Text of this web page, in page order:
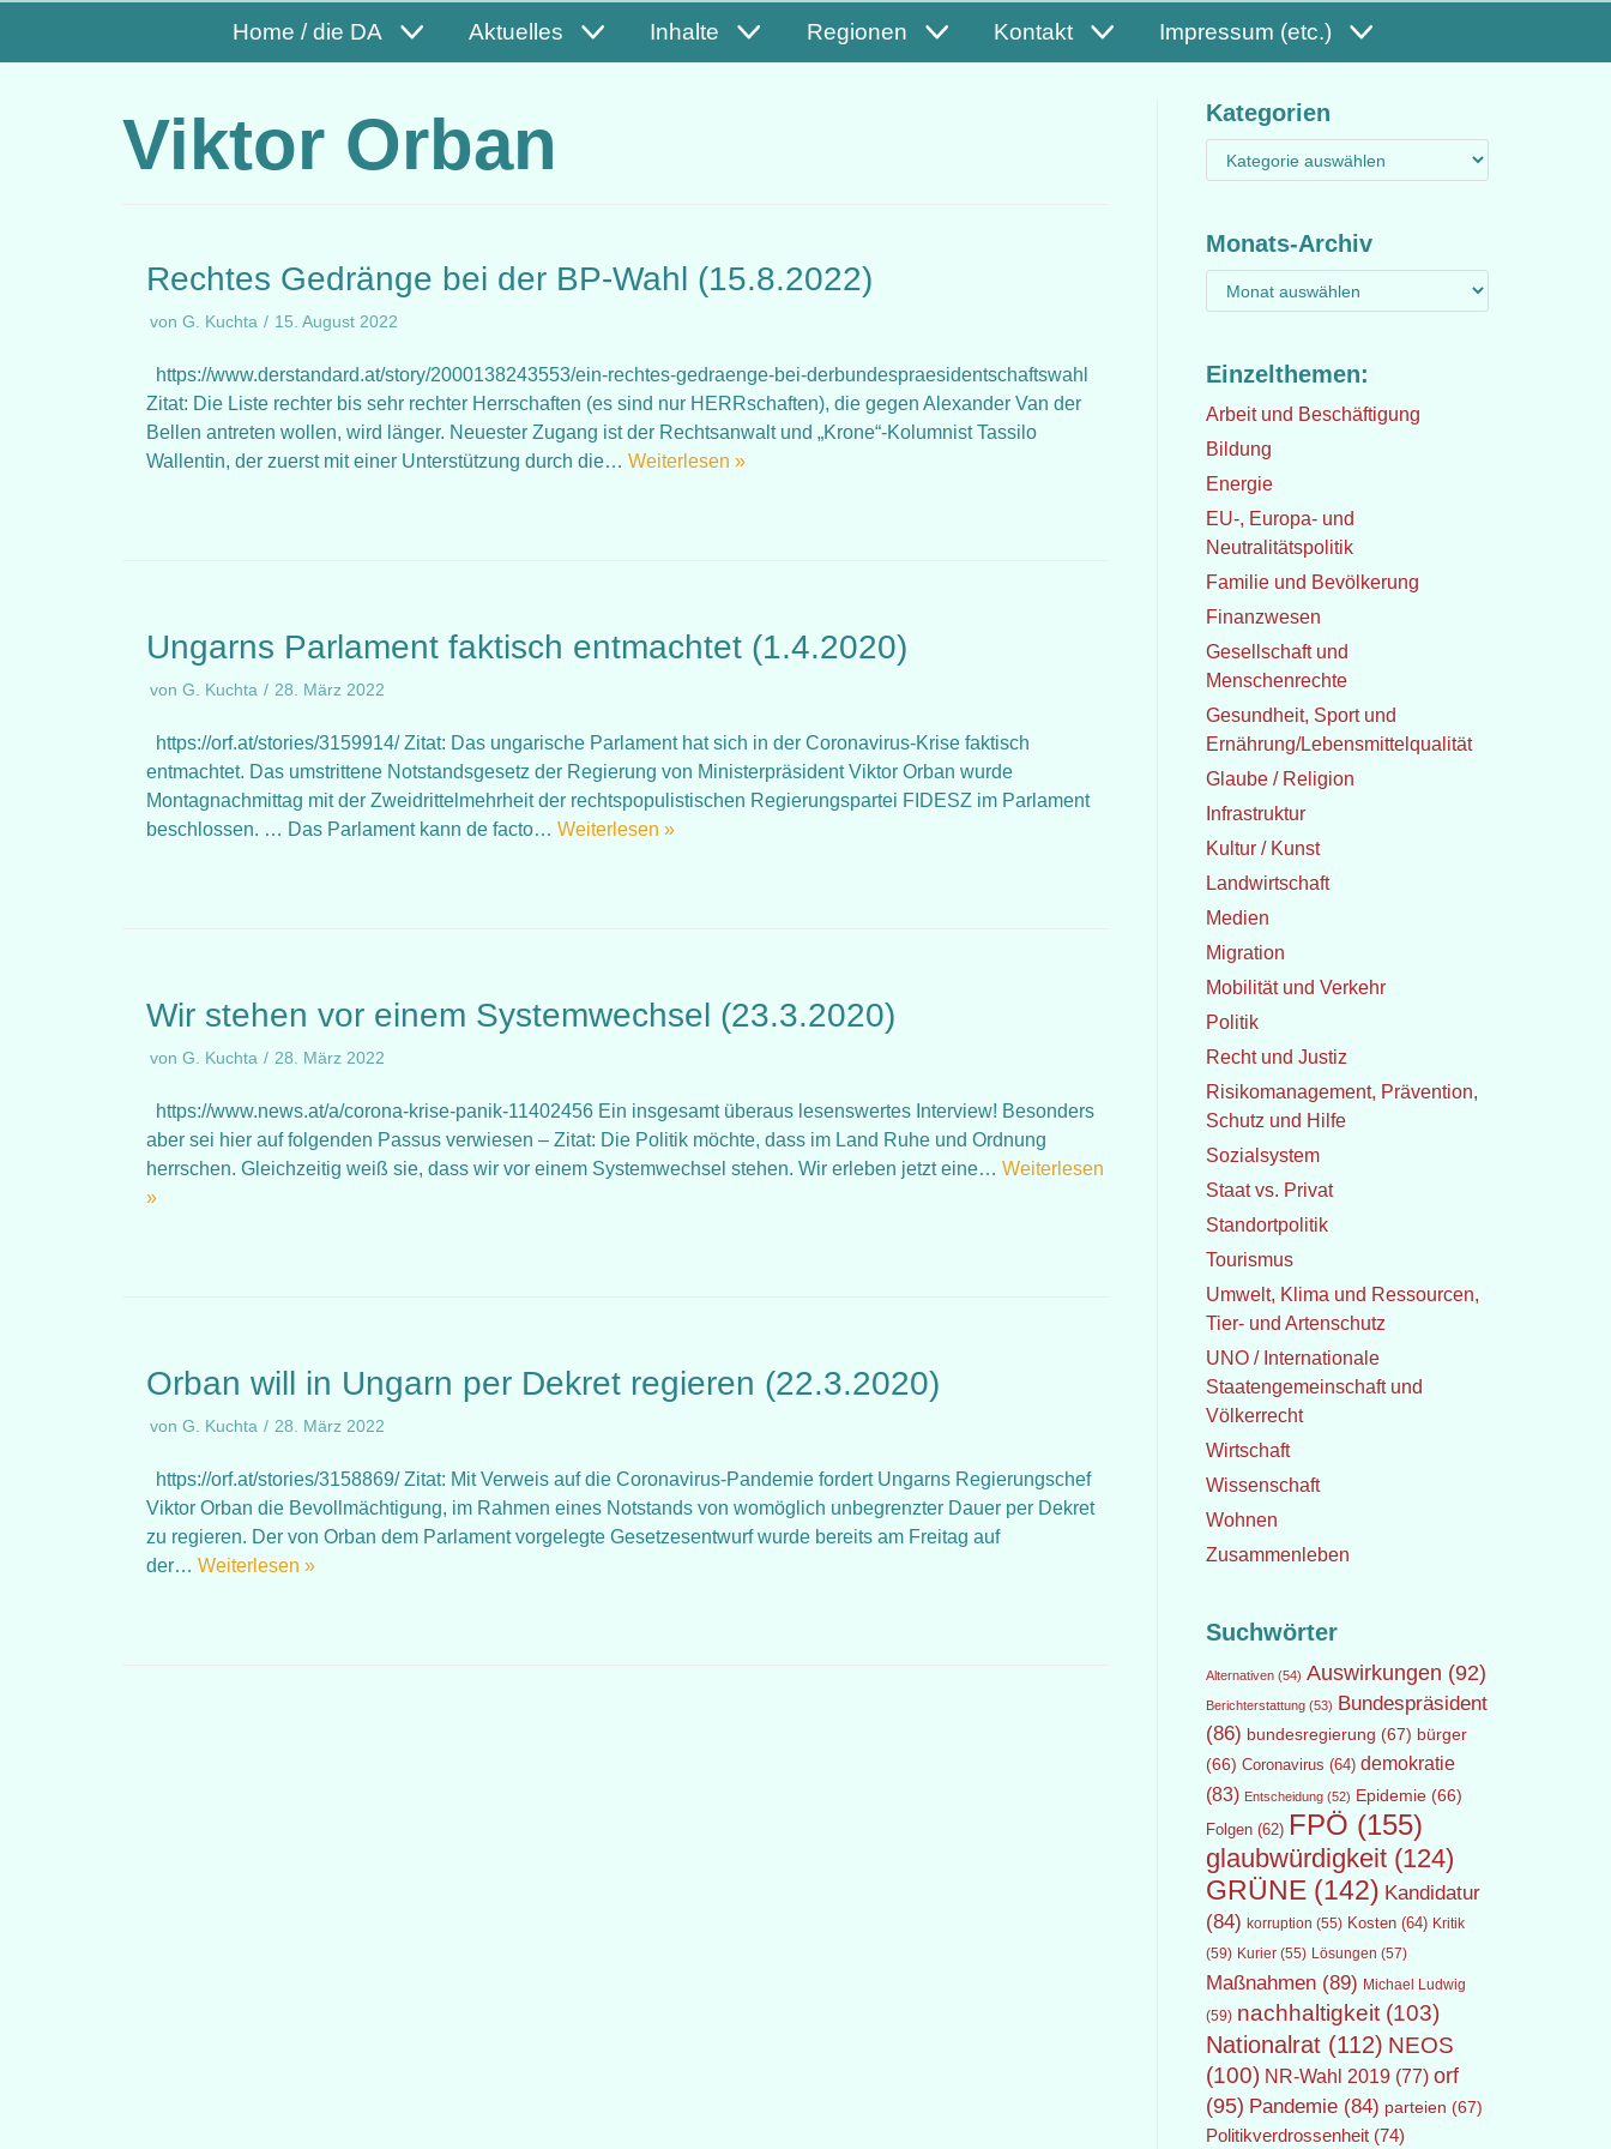
Home / die DA Aktuelles Inhalte Regionen Kontakt Impressum (etc.)
Viktor Orban
Rechtes Gedränge bei der BP-Wahl (15.8.2022)
von G. Kuchta 15. August 2022
https://www.derstandard.at/story/2000138243553/ein-rechtes-gedraenge-bei-derbundespraesidentschaftswahl
Zitat: Die Liste rechter bis sehr rechter Herrschaften (es sind nur HERRschaften), die gegen Alexander Van der
Bellen antreten wollen, wird länger. Neuester Zugang ist der Rechtsanwalt und „Krone“-Kolumnist Tassilo
Wallentin, der zuerst mit einer Unterstützung durch die… Weiterlesen »
Ungarns Parlament faktisch entmachtet (1.4.2020)
von G. Kuchta 28. März 2022
https://orf.at/stories/3159914/ Zitat: Das ungarische Parlament hat sich in der Coronavirus-Krise faktisch
entmachtet. Das umstrittene Notstandsgesetz der Regierung von Ministerpräsident Viktor Orban wurde
Montagnachmittag mit der Zweidrittelmehrheit der rechtspopulistischen Regierungspartei FIDESZ im Parlament
beschlossen. … Das Parlament kann de facto… Weiterlesen »
Wir stehen vor einem Systemwechsel (23.3.2020)
von G. Kuchta 28. März 2022
https://www.news.at/a/corona-krise-panik-11402456 Ein insgesamt überaus lesenswertes Interview! Besonders
aber sei hier auf folgenden Passus verwiesen – Zitat: Die Politik möchte, dass im Land Ruhe und Ordnung
herrschen. Gleichzeitig weiß sie, dass wir vor einem Systemwechsel stehen. Wir erleben jetzt eine… Weiterlesen
»
Orban will in Ungarn per Dekret regieren (22.3.2020)
von G. Kuchta 28. März 2022
https://orf.at/stories/3158869/ Zitat: Mit Verweis auf die Coronavirus-Pandemie fordert Ungarns Regierungschef
Viktor Orban die Bevollmächtigung, im Rahmen eines Notstands von womöglich unbegrenzter Dauer per Dekret
zu regieren. Der von Orban dem Parlament vorgelegte Gesetzesentwurf wurde bereits am Freitag auf
der… Weiterlesen »
Kategorien
Monats-Archiv
Einzelthemen:
Arbeit und Beschäftigung
Bildung
Energie
EU-, Europa- und
Neutralitätspolitik
Familie und Bevölkerung
Finanzwesen
Gesellschaft und
Menschenrechte
Gesundheit, Sport und
Ernährung/Lebensmittelqualität
Glaube / Religion
Infrastruktur
Kultur / Kunst
Landwirtschaft
Medien
Migration
Mobilität und Verkehr
Politik
Recht und Justiz
Risikomanagement, Prävention,
Schutz und Hilfe
Sozialsystem
Staat vs. Privat
Standortpolitik
Tourismus
Umwelt, Klima und Ressourcen,
Tier- und Artenschutz
UNO / Internationale
Staatengemeinschaft und
Völkerrecht
Wirtschaft
Wissenschaft
Wohnen
Zusammenleben
Suchwörter
Alternativen(54) Auswirkungen (92)
Berichterstattung(53) Bundespräsident
(86) bundesregierung (67) bürger
(66) Coronavirus (64) demokratie
(83) Entscheidung(52) Epidemie(66)
Folgen(62) FPÖ (155)
glaubwürdigkeit(124)
GRÜNE(142) Kandidatur
(84) korruption (55) Kosten(64) Kritik
(59) Kurier(55) Lösungen (57)
Maßnahmen(89) Michael Ludwig
(59) nachhaltigkeit(103)
Nationalrat(112) NEOS
(100) NR-Wahl 2019(77) orf
(95) Pandemie(84) parteien (67)
Politikverdrossenheit(74)